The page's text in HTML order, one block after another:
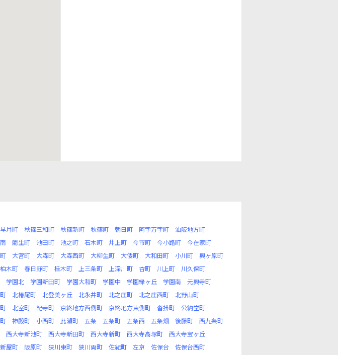
月町 秋篠三和町 秋篠新町 秋篠町 朝日町 阿字万字町
油阪地方町
藺生町 池田町 池之町 石木町 井上町 今市町 今小路町
今在家町
大宮町 大森町 大森西町 大柳生町 大倭町 大和田町 小川町
興ヶ原町
柏木町 春日野町 桂木町 上三条町 上深川町 杏町 川上町
川久保町
学園北 学園新田町 学園大和町 学園中 学園緑ヶ丘 学園南
元興寺町
北椿尾町 北登美ヶ丘 北永井町 北之庄町 北之庄西町
北野山町
北室町 紀寺町 京終地方西側町 京終地方東側町 沓掛町
公納堂町
神殿町 小西町 此瀬町 五条 五条町 五条西 五条畑 後藤町
西九条町
西大寺新池町 西大寺新田町 西大寺新町 西大寺高塚町
西大寺宝ヶ丘
屋町 阪原町 狭川東町 狭川両町 佐紀町 左京 佐保台
佐保台西町